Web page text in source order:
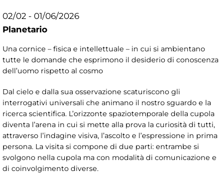
02/02 - 01/06/2026
Planetario
Una cornice – fisica e intellettuale – in cui si ambientano
tutte le domande che esprimono il desiderio di conoscenza
dell’uomo rispetto al cosmo
Dal cielo e dalla sua osservazione scaturiscono gli
interrogativi universali che animano il nostro sguardo e la
ricerca scientifica. L’orizzonte spaziotemporale della cupola
diventa l’arena in cui si mette alla prova la curiosità di tutti,
attraverso l’indagine visiva, l’ascolto e l’espressione in prima
persona. La visita si compone di due parti: entrambe si
svolgono nella cupola ma con modalità di comunicazione e
di coinvolgimento diverse.